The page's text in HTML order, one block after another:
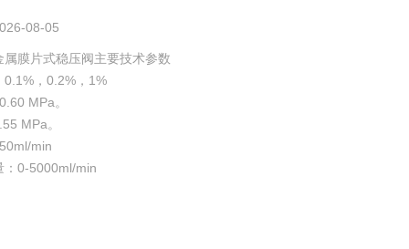
08-05
属膜片式稳压阀主要技术参数
0.1%，0.2%，1%
MPa。
MPa。
min
：0-5000ml/min